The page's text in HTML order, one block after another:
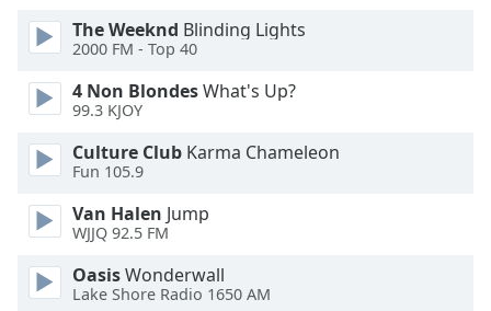
Background
Color
Opacity
The Weeknd Blinding Lights
2000 FM - Top 40
4 Non BlondesWhat's Up?
99.3 KJOY
Culture Club Karma Chameleon
Fun 105.9
Van Halen Jump
WJJQ 92.5 FM
OasisWonderwall
Lake Shore Radio 1650 AM